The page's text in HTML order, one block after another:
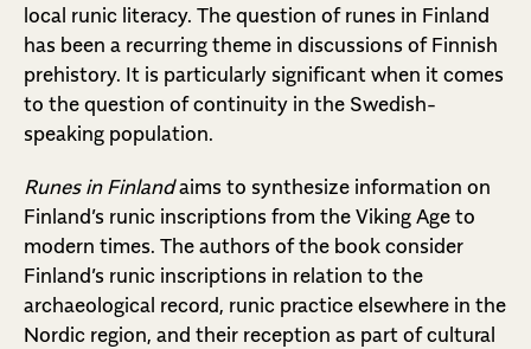
local runic literacy. The question of runes in Finland
has been a recurring theme in discussions of Finnish
prehistory. It is particularly significant when it comes
to the question of continuity in the Swedish-
speaking population.
Runes in Finlandaims to synthesize information on
Finland’s runic inscriptions from the Viking Age to
modern times. The authors of the book consider
Finland’s runic inscriptions in relation to the
archaeological record, runic practice elsewhere in the
Nordic region, and their reception as part of cultural